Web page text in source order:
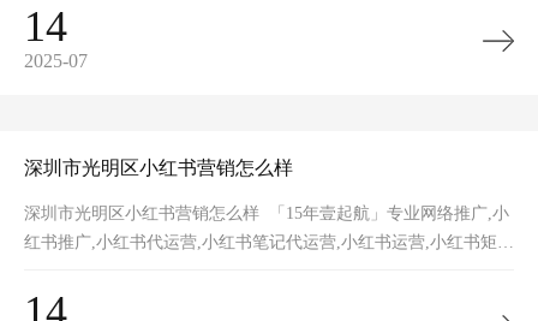
14
2025-07
深圳市光明区小红书营销怎么样
深圳市光明区小红书营销怎么样 「15年壹起航」专业网络推广,小
红书推广,小红书代运营,小红书笔记代运营,小红书运营,小红书矩
14